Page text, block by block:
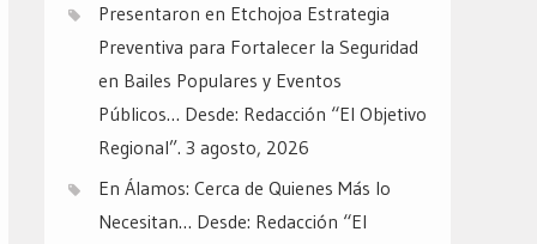
Presentaron en Etchojoa Estrategia
Preventiva para Fortalecer la Seguridad
en Bailes Populares y Eventos
Públicos… Desde: Redacción “El Objetivo
Regional”. 3 agosto, 2026
En Álamos: Cerca de Quienes Más lo
Necesitan… Desde: Redacción “El